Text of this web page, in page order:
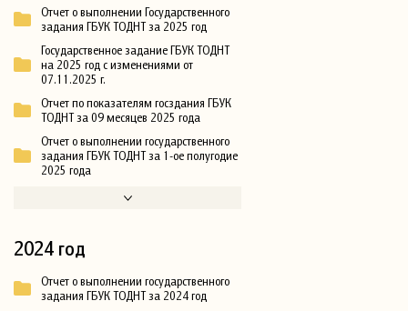
Отчет о выполнении Государственного
задания ГБУК ТОДНТ за 2025 год
Государственное задание ГБУК ТОДНТ
на 2025 год с изменениями от
07.11.2025 г.
Отчет по показателям госздания ГБУК
ТОДНТ за 09 месяцев 2025 года
Отчет о выполнении государственного
задания ГБУК ТОДНТ за 1-ое полугодие
2025 года
2024 год
Отчет о выполнении государственного
задания ГБУК ТОДНТ за 2024 год